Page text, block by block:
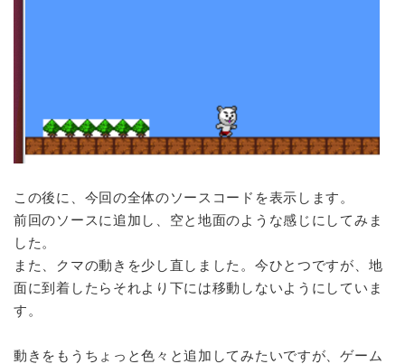
この後に、今回の全体のソースコードを表示します。
前回のソースに追加し、空と地面のような感じにしてみま
した。
また、クマの動きを少し直しました。今ひとつですが、地
面に到着したらそれより下には移動しないようにしていま
す。
動きをもうちょっと色々と追加してみたいですが、ゲーム